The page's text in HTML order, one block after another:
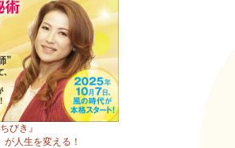
びき』
人生を変える！